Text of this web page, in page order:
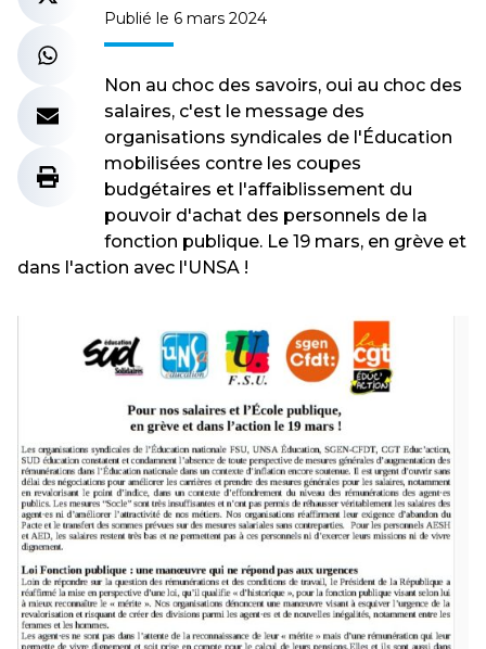
Publié le 6 mars 2024
Non au choc des savoirs, oui au choc des
salaires, c'est le message des
organisations syndicales de l'Éducation
mobilisées contre les coupes
budgétaires et l'affaiblissement du
pouvoir d'achat des personnels de la
fonction publique. Le 19 mars, en grève et
dans l'action avec l'UNSA !